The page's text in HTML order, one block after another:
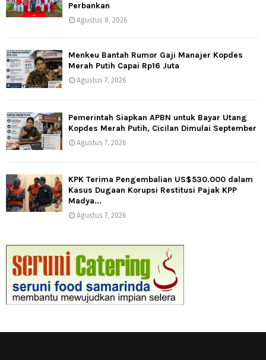
Perbankan
Agustus 8, 2026
Menkeu Bantah Rumor Gaji Manajer Kopdes
Merah Putih Capai Rp16 Juta
Agustus 7, 2026
Pemerintah Siapkan APBN untuk Bayar Utang
Kopdes Merah Putih, Cicilan Dimulai September
Agustus 7, 2026
KPK Terima Pengembalian US$530.000 dalam
Kasus Dugaan Korupsi Restitusi Pajak KPP
Madya...
Agustus 7, 2026